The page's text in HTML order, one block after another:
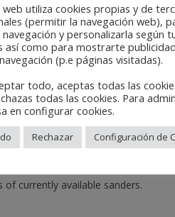
currently available sanders.
web utiliza cookies propias y de
(permitir la navegación web),
y personalizarla según
así como para mostrarte
(p.e páginas visitadas).
todo, aceptas todas las
todas las cookies. Para
en configurar cookies.
Rechazar Configuración de